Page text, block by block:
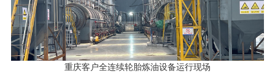
重庆客户全连续轮胎炼油设备运行现场